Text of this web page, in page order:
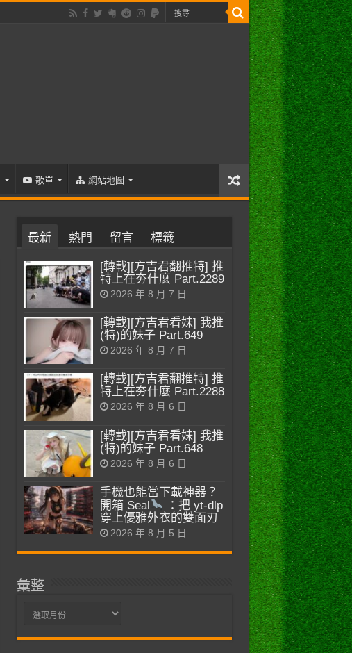
歌單 網站地圖
最新 熱門 留言 標籤
[轉載][方吉君翻推特] 推
特上在夯什麼 Part.2289
2026 年 8 月 7 日
[轉載][方吉君看妹] 我推
(特)的妹子 Part.649
2026 年 8 月 7 日
[轉載][方吉君翻推特] 推
特上在夯什麼 Part.2288
2026 年 8 月 6 日
[轉載][方吉君看妹] 我推
(特)的妹子 Part.648
2026 年 8 月 6 日
手機也能當下載神器？
開箱 Seal
：把 yt-dlp
穿上優雅外衣的雙面刃
2026 年 8 月 5 日
彙整
彙